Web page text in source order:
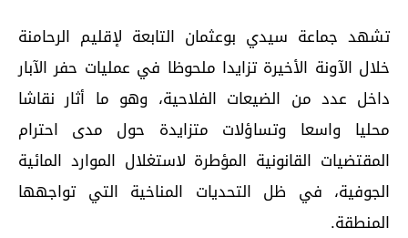
تشهد جماعة سيدي بوعثمان التابعة لإقليم الرحامنة
خلال الآونة الأخيرة تزايدا ملحوظا في عمليات حفر الآبار
داخل عدد من الضيعات الفلاحية، وهو ما أثار نقاشا
محليا واسعا وتساؤلات متزايدة حول مدى احترام
المقتضيات القانونية المؤطرة لاستغلال الموارد المائية
الجوفية، في ظل التحديات المناخية التي تواجهها
المنطقة.